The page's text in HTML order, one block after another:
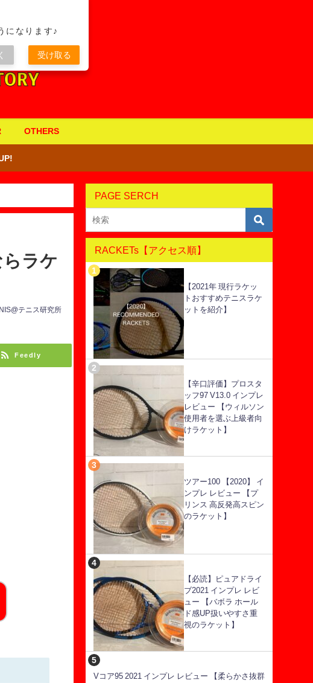
OTHERS
ラケ
テニス研究所
Feedly
PAGE SERCH
RACKETs【アクセス順】
【2021年 現行ラケッ
トおすすめテニスラケ
ットを紹介】
【辛口評価】プロスタ
ッフ97 V13.0 インプレ
レビュー 【ウィルソン
使用者を選ぶ上級者向
けラケット】
ツアー100 【2020】 イ
ンプレ レビュー 【プ
リンス 高反発高スピン
のラケット】
【必読】ピュアドライ
ブ2021 インプレ レビ
ュー 【バボラ ホール
ド感UP扱いやすさ重
視のラケット】
Vコア95 2021 インプレ レビュー 【柔らかさ抜群
になります♪
受け取る